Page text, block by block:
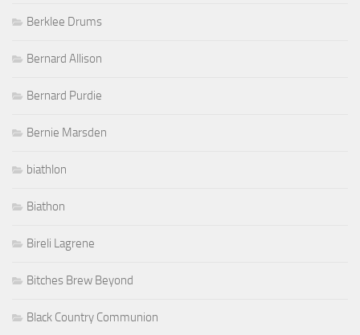
Berklee Drums
Bernard Allison
Bernard Purdie
Bernie Marsden
biathlon
Biathon
Bireli Lagrene
Bitches Brew Beyond
Black Country Communion